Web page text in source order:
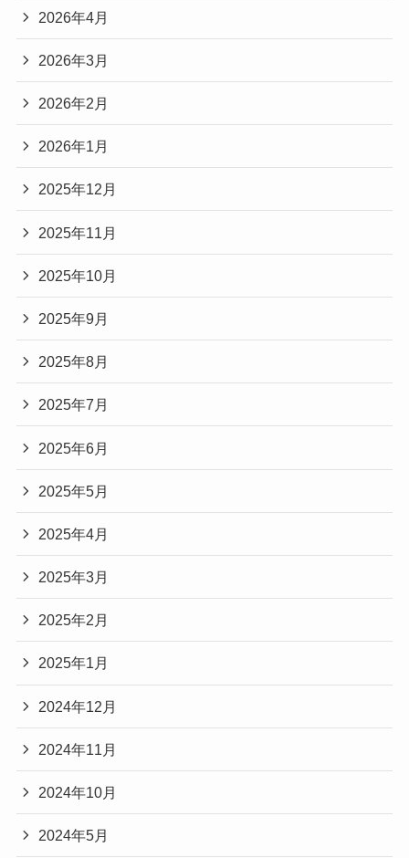
2026年4月
2026年3月
2026年2月
2026年1月
2025年12月
2025年11月
2025年10月
2025年9月
2025年8月
2025年7月
2025年6月
2025年5月
2025年4月
2025年3月
2025年2月
2025年1月
2024年12月
2024年11月
2024年10月
2024年5月